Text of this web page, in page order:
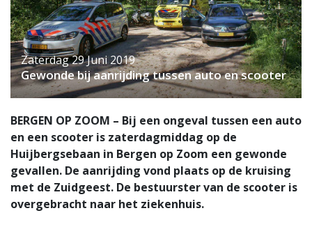
Zaterdag 29 Juni 2019
Gewonde bij aanrijding tussen auto en scooter
BERGEN OP ZOOM – Bij een ongeval tussen een auto
en een scooter is zaterdagmiddag op de
Huijbergsebaan in Bergen op Zoom een gewonde
gevallen. De aanrijding vond plaats op de kruising
met de Zuidgeest. De bestuurster van de scooter is
overgebracht naar het ziekenhuis.